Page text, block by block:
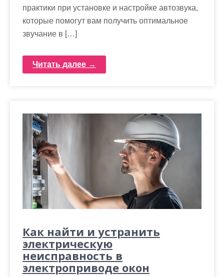
практики при установке и настройке автозвука,
которые помогут вам получить оптимальное
звучание в […]
Читать далее →
Как найти и устранить
электрическую
неисправность в
электроприводе окон